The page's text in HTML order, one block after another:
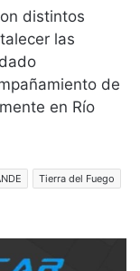
distintos
las
de
en Río
Tierra del Fuego